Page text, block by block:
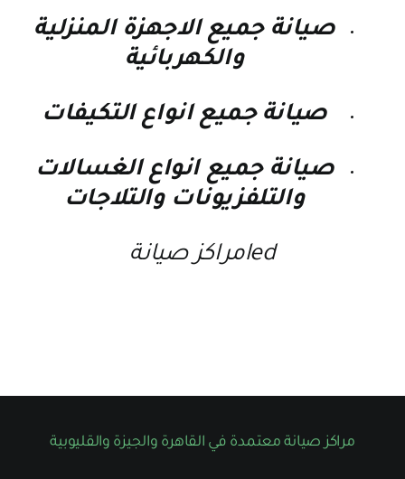
صيانة جميع الاجهزة المنزلية
والكهربائية
صيانة جميع انواع التكيفات
صيانة جميع انواع الغسالات
والتلفزيونات والتلاجات
ledمراكز صيانة
مراكز صيانة معتمدة في القاهرة والجيزة والقليوبية